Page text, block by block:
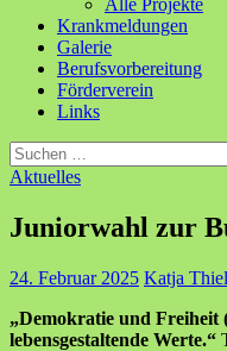
Krankmeldungen
Galerie
Berufsvorbereitung
Förderverein
Links
Suchen
nach:
Aktuelles
Juniorwahl zur
24. Februar 2025 Katja
„Demokratie und Freiheit
lebensgestaltende Werte.“